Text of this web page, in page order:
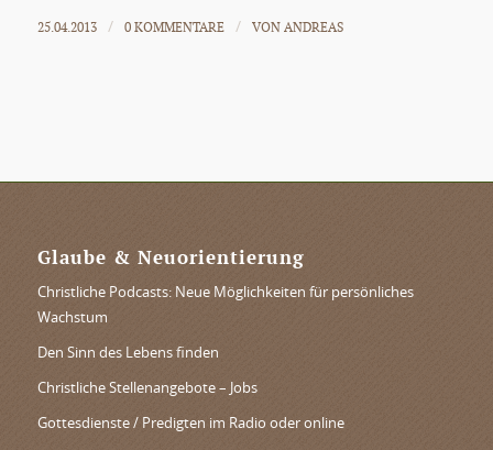
25.04.2013 / 0 KOMMENTARE / VONANDREAS
Glaube & Neuorientierung
Christliche Podcasts: Neue Möglichkeiten für persönliches
Wachstum
Den Sinn des Lebens finden
Christliche Stellenangebote – Jobs
Gottesdienste / Predigten im Radio oder online